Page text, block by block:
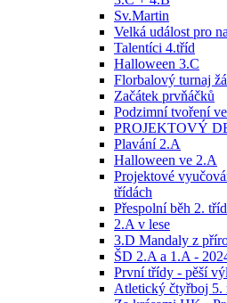
Sv.Martin
Velká událost pro
Talentíci 4.tříd
Halloween 3.C
Florbalový turnaj
Začátek prvňáčků
Podzimní tvoření
PROJEKTOVÝ
Plavání 2.A
Halloween ve 2.A
Projektové
třídách
Přespolní běh 2. tříd
2.A v lese
3.D Mandaly z
ŠD 2.A a 1.A -
První třídy - pěší
Atletický čtyřboj 5.